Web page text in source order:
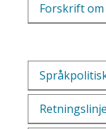
Forskrift